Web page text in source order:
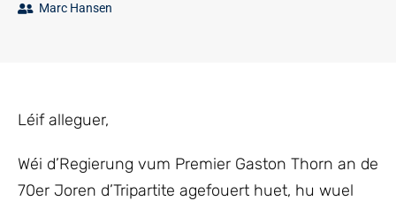
Marc Hansen
Léif alleguer,
Wéi d’Regierung vum Premier Gaston Thorn an de
70er Joren d’Tripartite agefouert huet, hu wuel